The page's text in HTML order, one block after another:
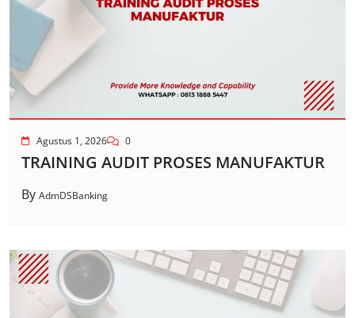
Agustus 1, 2026 0
TRAINING AUDIT PROSES MANUFAKTUR
By AdmDSBanking